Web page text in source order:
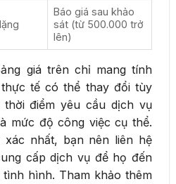
Báo giá sau khảo
sát (từ 500.000 trở
lên)
giá trên chỉ mang tính
tế có thể thay đổi tùy
điểm yêu cầu dịch vụ
mức độ công việc cụ thể.
nhất, bạn nên liên hệ
cấp dịch vụ để họ đến
hình. Tham khảo thêm